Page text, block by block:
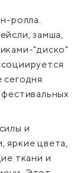
ролла.
замша,
"диско"
и
яркие цвета,
ткани и